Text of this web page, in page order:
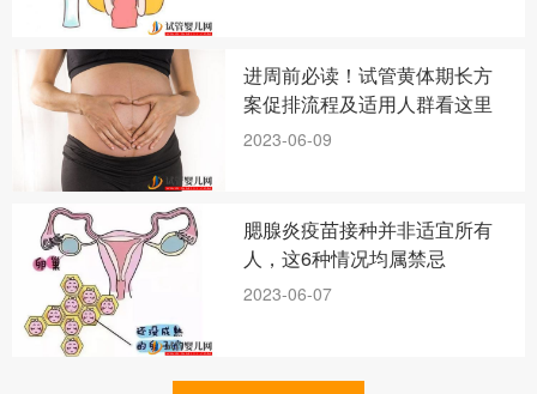
进周前必读！试管黄体期长方
案促排流程及适用人群看这里
2023-06-09
腮腺炎疫苗接种并非适宜所有
人，这6种情况均属禁忌
2023-06-07